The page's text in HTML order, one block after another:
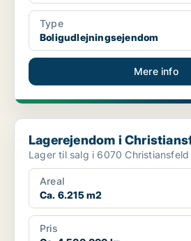
Type
Boligudlejningsejendom
Mere info
Lagerejendom i Christiansfeld
Lagerejendom i
Lager til salg i 6070 Christiansfeld
Areal
Ca. 6.215 m2
Pris